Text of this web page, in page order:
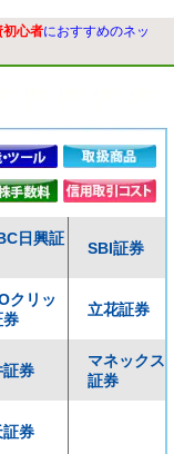
初心者におすすめのネッ
日興証
SBI証券
クリッ
券
立花証券
証券
マネックス
証券
証券